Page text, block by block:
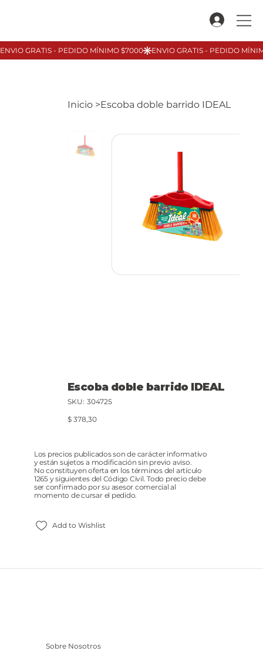
Inicio >Escoba doble barrido IDEAL
Escoba doble barrido IDEAL
SKU: SKU
304725
Precio
$ 378,30
Add to Wishlist
Los precios publicados son de carácter informativo
y están sujetos a modificación sin previo aviso.
No constituyen oferta en los términos del artículo
1265 y siguientes del Código Civil. Todo precio debe
ser confirmado por su asesor comercial al
momento de cursar el pedido.
Sobre Nosotros